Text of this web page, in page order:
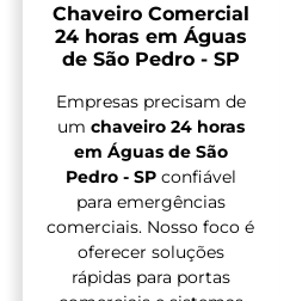
Chaveiro Comercial
24 horas em Águas
de São Pedro - SP
Empresas precisam de
um chaveiro 24 horas
em Águas de São
Pedro - SPconfiável
para emergências
comerciais. Nosso foco é
oferecer soluções
rápidas para portas